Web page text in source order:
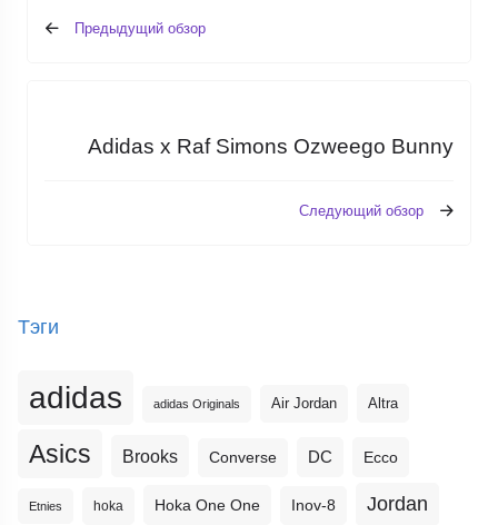
Предыдущий обзор
Adidas x Raf Simons Ozweego Bunny
Следующий обзор
Тэги
adidas adidas Originals Air Jordan Altra
Asics Brooks Converse DC Ecco
Etnies hoka Hoka One One Inov-8 Jordan